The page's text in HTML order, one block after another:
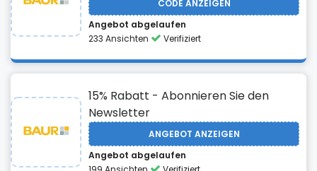
CODE ANZEIGEN
Angebot abgelaufen
233 Ansichten
Verifiziert
15% Rabatt - Abonnieren Sie den
Newsletter
ANGEBOT ANZEIGEN
Angebot abgelaufen